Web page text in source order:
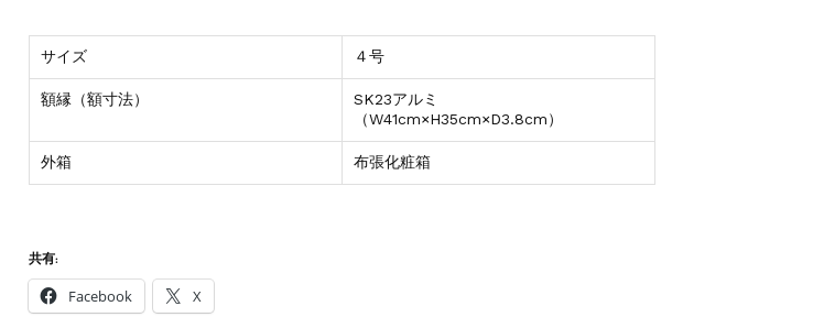
サイズ ４号
額縁（額寸法）
SK23アルミ
（W41cm×H35cm×D3.8cm）
外箱 布張化粧箱
共有:
Facebook X